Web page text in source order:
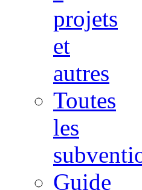
projets
et
autres
Toutes
les
Guide